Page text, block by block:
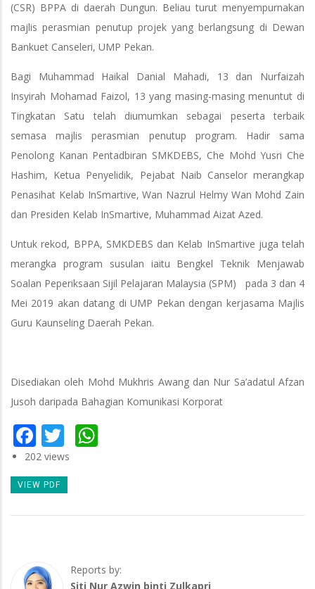
(CSR) BPPA di daerah Dungun. Beliau turut menyempurnakan
majlis perasmian penutup projek yang berlangsung di Dewan
Bankuet Canseleri, UMP Pekan.
Bagi Muhammad Haikal Danial Mahadi, 13 dan Nurfaizah
Insyirah Mohamad Faizol, 13 yang masing-masing menuntut di
Tingkatan Satu telah diumumkan sebagai peserta terbaik
semasa majlis perasmian penutup program. Hadir sama
Penolong Kanan Pentadbiran SMKDEBS, Che Mohd Yusri Che
Hashim, Ketua Penyelidik, Pejabat Naib Canselor merangkap
Penasihat Kelab InSmartive, Wan Nazrul Helmy Wan Mohd Zain
dan Presiden Kelab InSmartive, Muhammad Aizat Azed.
Untuk rekod, BPPA, SMKDEBS dan Kelab InSmartive juga telah
merangka program susulan iaitu Bengkel Teknik Menjawab
Soalan Peperiksaan Sijil Pelajaran Malaysia (SPM) pada 3 dan 4
Mei 2019 akan datang di UMP Pekan dengan kerjasama Majlis
Guru Kaunseling Daerah Pekan.
Disediakan oleh Mohd Mukhris Awang dan Nur Sa’adatul Afzan
Jusoh daripada Bahagian Komunikasi Korporat
Facebook
Twitter
202 views
VIEW PDF
Reports by:
Siti Nur Azwin binti Zulkapri